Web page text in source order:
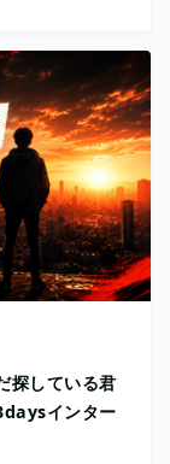
探している君
インター